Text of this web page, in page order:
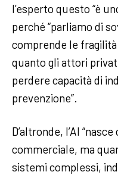
l’esperto questo “è
perché “parliamo di
comprende le
quanto gli attori
perdere capacità di
prevenzione”.
D’altronde, l’AI
commerciale, ma
sistemi complessi,